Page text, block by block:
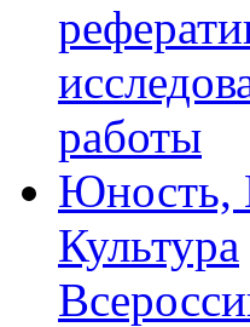
работы
Юность,
Культура